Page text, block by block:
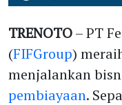
TRENOTO– PT
(FIFGroup)
menjalankan
pembiayaan.